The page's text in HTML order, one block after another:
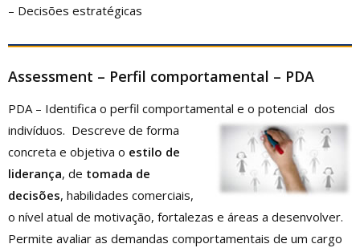
– Decisões estratégicas
Assessment – Perfil comportamental – PDA
PDA – Identifica o perfil comportamental e o potencial dos
indivíduos. Descreve de forma
concreta e objetiva o estilo de
liderança, de tomada de
decisões, habilidades comerciais,
o nível atual de motivação, fortalezas e áreas a desenvolver.
Permite avaliar as demandas comportamentais de um cargo